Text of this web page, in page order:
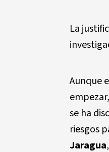
La
Aunque
se ha
riesgos
Jaragua